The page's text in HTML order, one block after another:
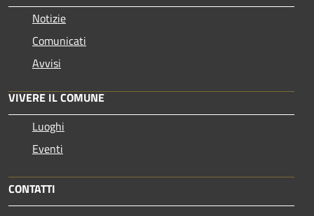
Notizie
Comunicati
Avvisi
VIVERE IL COMUNE
Luoghi
Eventi
CONTATTI